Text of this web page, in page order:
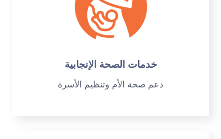
خدمات الصحة الإنجابية
دعم صحة الأم وتنظيم الأسرة